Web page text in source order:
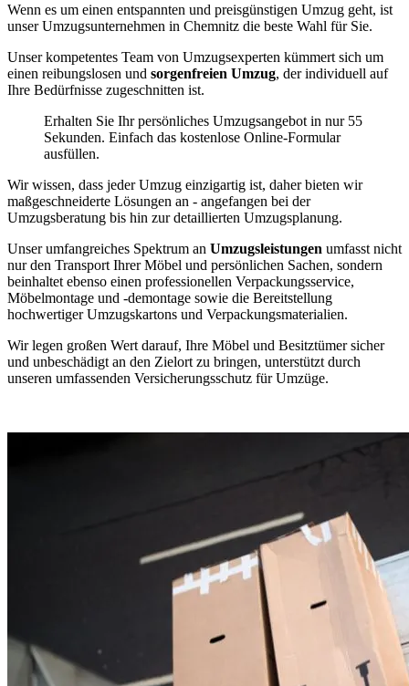
Wenn es um einen entspannten und preisgünstigen Umzug geht, ist
unser Umzugsunternehmen in Chemnitz die beste Wahl für Sie.
Unser kompetentes Team von Umzugsexperten kümmert sich um
einen reibungslosen und sorgenfreien Umzug, der individuell auf
Ihre Bedürfnisse zugeschnitten ist.
Erhalten Sie Ihr persönliches Umzugsangebot in nur 55
Sekunden. Einfach das kostenlose Online-Formular
ausfüllen.
Wir wissen, dass jeder Umzug einzigartig ist, daher bieten wir
maßgeschneiderte Lösungen an - angefangen bei der
Umzugsberatung bis hin zur detaillierten Umzugsplanung.
Unser umfangreiches Spektrum an Umzugsleistungen umfasst nicht
nur den Transport Ihrer Möbel und persönlichen Sachen, sondern
beinhaltet ebenso einen professionellen Verpackungsservice,
Möbelmontage und -demontage sowie die Bereitstellung
hochwertiger Umzugskartons und Verpackungsmaterialien.
Wir legen großen Wert darauf, Ihre Möbel und Besitztümer sicher
und unbeschädigt an den Zielort zu bringen, unterstützt durch
unseren umfassenden Versicherungsschutz für Umzüge.